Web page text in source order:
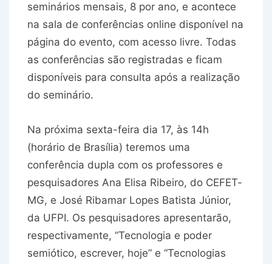
seminários mensais, 8 por ano, e acontece
na sala de conferências online disponível na
página do evento, com acesso livre. Todas
as conferências são registradas e ficam
disponíveis para consulta após a realização
do seminário.
Na próxima sexta-feira dia 17, às 14h
(horário de Brasília) teremos uma
conferência dupla com os professores e
pesquisadores Ana Elisa Ribeiro, do CEFET-
MG, e José Ribamar Lopes Batista Júnior,
da UFPI. Os pesquisadores apresentarão,
respectivamente, “Tecnologia e poder
semiótico, escrever, hoje” e “Tecnologias